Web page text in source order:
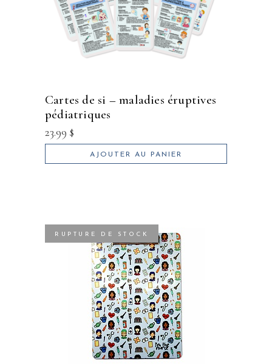
cartes de si – maladies éruptives
pédiatriques
23.99 $
AJOUTER AU PANIER
RUPTURE DE STOCK